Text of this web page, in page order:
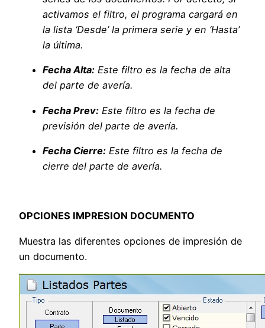
activamos el filtro, el programa cargará en
la lista ‘Desde’ la primera serie y en ‘Hasta’
la última.
Fecha Alta: Este filtro es la fecha de alta
del parte de avería.
Fecha Prev: Este filtro es la fecha de
previsión del parte de avería.
Fecha Cierre: Este filtro es la fecha de
cierre del parte de avería.
OPCIONES IMPRESION DOCUMENTO
Muestra las diferentes opciones de impresión de
un documento.